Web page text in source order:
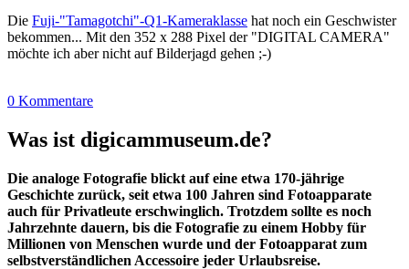
Die Fuji-"Tamagotchi"-Q1-Kameraklasse hat noch ein Geschwister
bekommen... Mit den 352 x 288 Pixel der "DIGITAL CAMERA"
möchte ich aber nicht auf Bilderjagd gehen ;-)
0 Kommentare
Was ist digicammuseum.de?
Die analoge Fotografie blickt auf eine etwa 170-jährige
Geschichte zurück, seit etwa 100 Jahren sind Fotoapparate
auch für Privatleute erschwinglich. Trotzdem sollte es noch
Jahrzehnte dauern, bis die Fotografie zu einem Hobby für
Millionen von Menschen wurde und der Fotoapparat zum
selbstverständlichen Accessoire jeder Urlaubsreise.